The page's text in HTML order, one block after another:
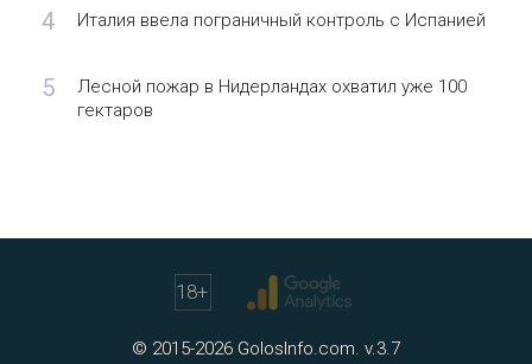
4 Италия ввела пограничный контроль с Испанией
5
Лесной пожар в Нидерландах охватил уже 100
гектаров
18+
© 2015-2026 GolosInfo.com. v.3.7